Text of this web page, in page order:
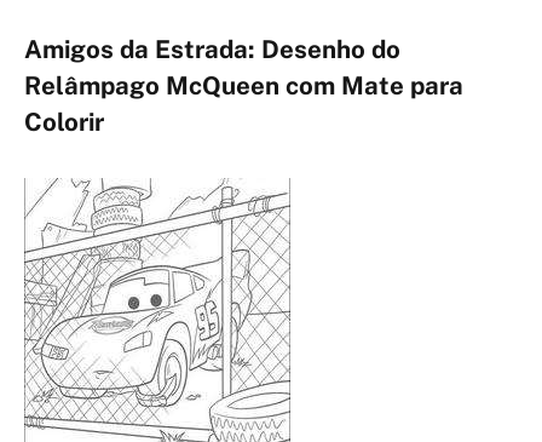
Amigos da Estrada: Desenho do
Relâmpago McQueen com Mate para
Colorir